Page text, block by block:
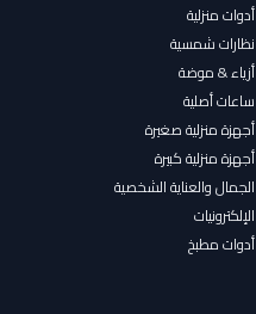
أدوات منزلية
نظارات شمسية
أزياء & موضة
ساعات أصلية
أجهزة منزلية صغيرة
أجهزة منزلية كبيرة
الجمال والعناية الشخصية
الإلكترونيات
أدوات مطبخ